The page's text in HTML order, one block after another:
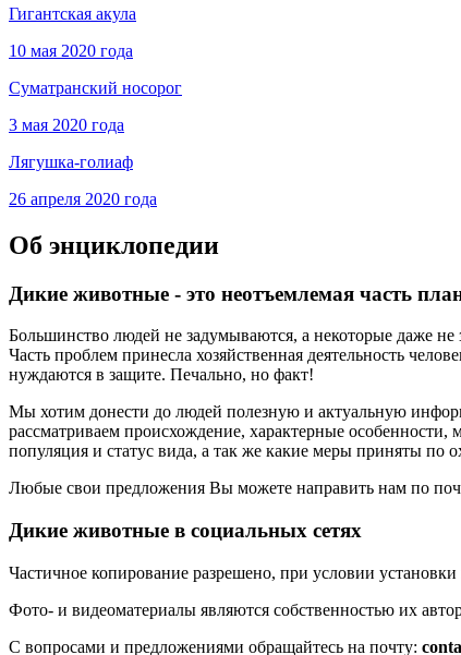
Гигантская акула
10 мая 2020 года
Суматранский носорог
3 мая 2020 года
Лягушка-голиаф
26 апреля 2020 года
Об энциклопедии
Дикие животные - это неотъемлемая часть
Большинство людей не задумываются, а некоторые даже не
Часть проблем принесла хозяйственная деятельность
нуждаются в защите. Печально, но факт!
Мы хотим донести до людей полезную и актуальную
рассматриваем происхождение, характерные
популяция и статус вида, а так же какие меры приняты по
Любые свои предложения Вы можете направить нам по
Дикие животные в социальных сетях
Частичное копирование разрешено, при условии
Фото- и видеоматериалы являются собственностью их
С вопросами и предложениями обращайтесь на почту: